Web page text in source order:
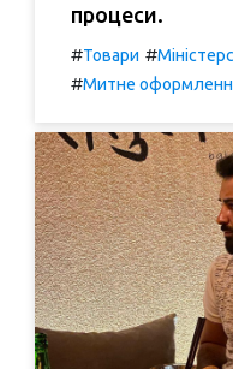
процеси.
#Товари #
#Митне